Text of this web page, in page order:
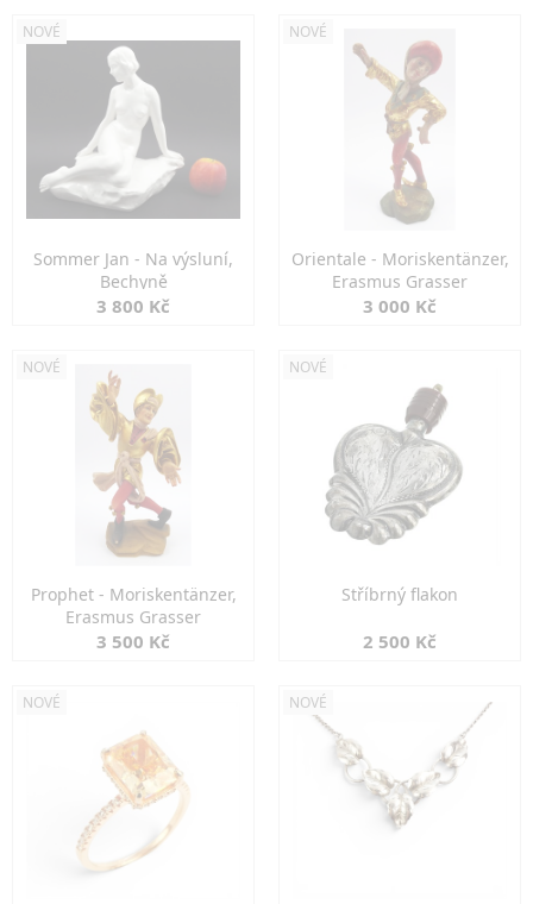
NOVÉ
Sommer Jan - Na výsluní,
Bechyně
3 800 Kč
NOVÉ
Orientale - Moriskentänzer,
Erasmus Grasser
3 000 Kč
NOVÉ
Prophet - Moriskentänzer,
Erasmus Grasser
3 500 Kč
NOVÉ
Stříbrný flakon
2 500 Kč
NOVÉ NOVÉ